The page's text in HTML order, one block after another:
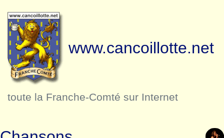
www.cancoillotte.net
toute la Franche-Comté sur Internet